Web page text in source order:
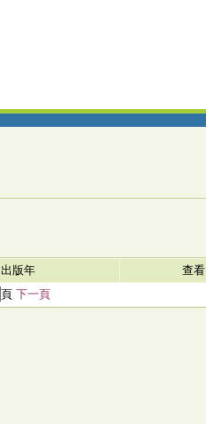
出版年 查看
頁 下一頁